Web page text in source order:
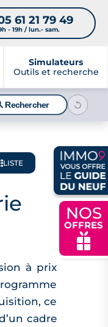
61 21 79 49
- 19h / lun.- sam.
Simulateurs
Outils et recherche
NOS
OFFRES
🎁
Rechercher
LISTE
à prix
ce
cadre